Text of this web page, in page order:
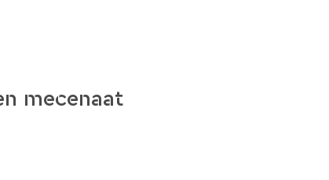
mecenaat